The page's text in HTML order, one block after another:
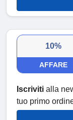
10%
AFFARE
Iscriviti alla
tuo primo